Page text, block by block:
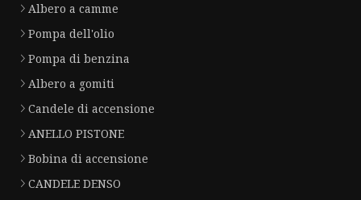
Albero a camme
Pompa dell'olio
Pompa di benzina
Albero a gomiti
Candele di accensione
ANELLO PISTONE
Bobina di accensione
CANDELE DENSO